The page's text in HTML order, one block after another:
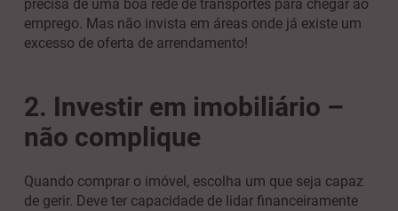
precisa de uma boa rede de transportes para chegar ao
emprego. Mas não invista em áreas onde já existe um
excesso de oferta de arrendamento!
2. Investir em imobiliário –
não complique
Quando comprar o imóvel, escolha um que seja capaz
de gerir. Deve ter capacidade de lidar financeiramente